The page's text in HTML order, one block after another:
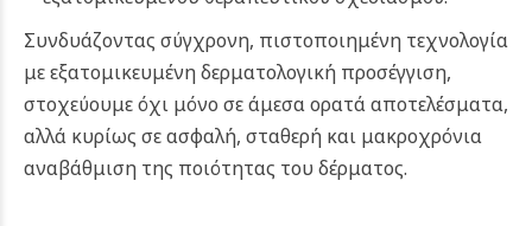
Συνδυάζοντας σύγχρονη, πιστοποιημένη τεχνολογία
με εξατομικευμένη δερματολογική προσέγγιση,
στοχεύουμε όχι μόνο σε άμεσα ορατά αποτελέσματα,
αλλά κυρίως σε ασφαλή, σταθερή και μακροχρόνια
αναβάθμιση της ποιότητας του δέρματος.